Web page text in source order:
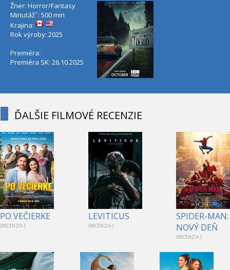
Žner: Horror/Fantasy
Minutáž˝: 500 min
Krajina:
Rok výroby: 2025
Premiéra:
Premiéra SK: 26.10.2025
ĎALŠIE FILMOVÉ RECENZIE
PO VEČIERKE
[RECENZIA ]
LEVITICUS
[RECENZIA ]
1
SPIDER-MAN:
NOVÝ DEŇ
[RECENZIA ]